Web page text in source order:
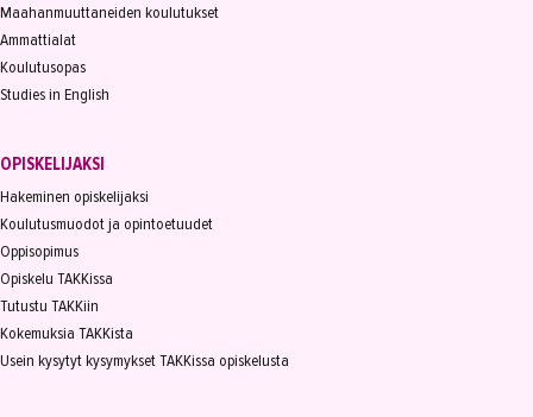
Maahanmuuttaneiden koulutukset
Ammattialat
Koulutusopas
Studies in English
OPISKELIJAKSI
Hakeminen opiskelijaksi
Koulutusmuodot ja opintoetuudet
Oppisopimus
Opiskelu TAKKissa
Tutustu TAKKiin
Kokemuksia TAKKista
Usein kysytyt kysymykset TAKKissa opiskelusta